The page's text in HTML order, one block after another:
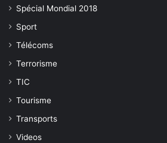
Spécial Mondial 2018
Sport
Télécoms
Terrorisme
TIC
Tourisme
Transports
Videos